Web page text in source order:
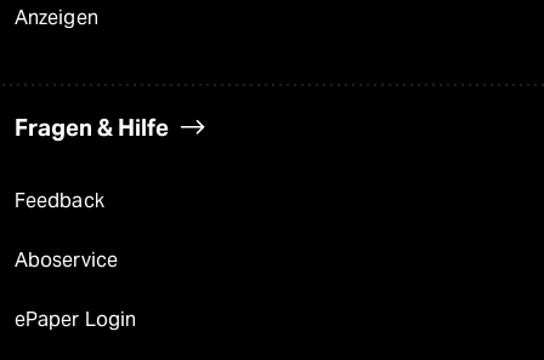
Anzeigen
Fragen & Hilfe
Feedback
Aboservice
ePaper Login